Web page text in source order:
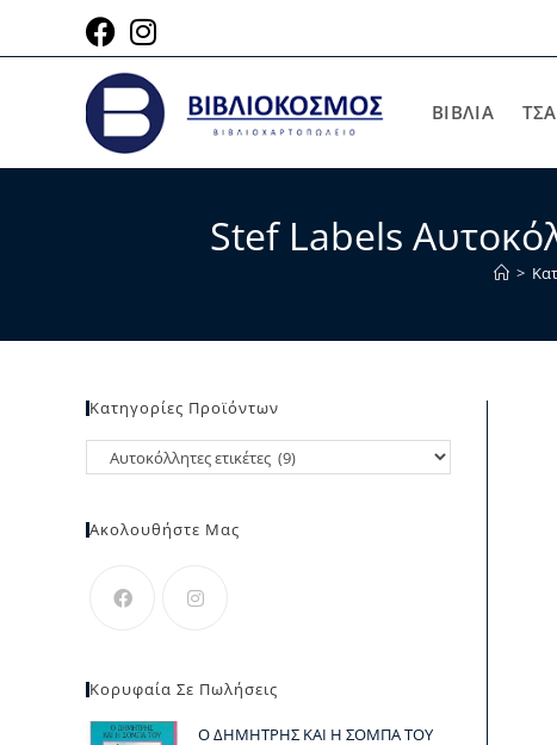
ΒΙΒΛΙΑ
Stef Labels
>
Κατηγορίες Προϊόντων
Ακολουθήστε Μας
Κορυφαία Σε Πωλήσεις
Ο ΔΗΜΗΤΡΗΣ ΚΑΙ Η ΣΟΜΠΑ ΤΟΥ